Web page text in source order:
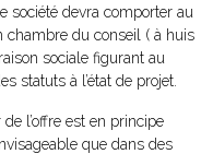
société devra comporter au
chambre du conseil ( à huis
sociale figurant au
statuts à l’état de projet.
l’offre est en principe
que dans des